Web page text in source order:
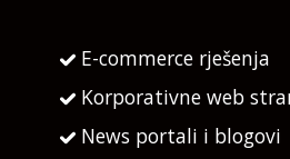
E-commerce rješenja
Korporativne web
News portali i blogovi